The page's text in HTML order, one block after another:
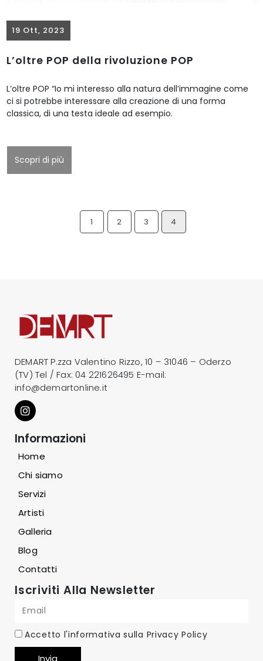
19 Ott, 2023
L’oltre POP della rivoluzione POP
L’oltre POP “Io mi interesso alla natura dell’immagine come
ci si potrebbe interessare alla creazione di una forma
classica, di una testa ideale ad esempio.
Scopri di più
1 2 3 4
DEMART P.zza Valentino Rizzo, 10 – 31046 – Oderzo
(TV) Tel / Fax:04 221626495 E-mail:
info@demartonline.it
Informazioni
Home
Chi siamo
Servizi
Artisti
Galleria
Blog
Contatti
Iscriviti Alla Newsletter
Accetto l'informativa sulla Privacy Policy
Invia